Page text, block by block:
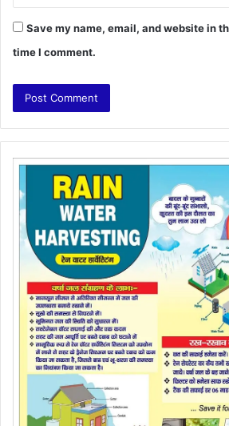
Save my name, email, and website in
time I comment.